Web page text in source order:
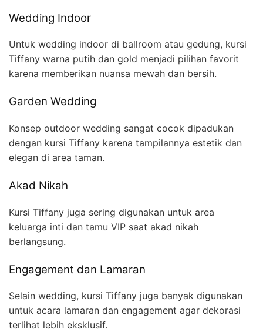
Wedding Indoor
Untuk wedding indoor di ballroom atau gedung, kursi
Tiffany warna putih dan gold menjadi pilihan favorit
karena memberikan nuansa mewah dan bersih.
Garden Wedding
Konsep outdoor wedding sangat cocok dipadukan
dengan kursi Tiffany karena tampilannya estetik dan
elegan di area taman.
Akad Nikah
Kursi Tiffany juga sering digunakan untuk area
keluarga inti dan tamu VIP saat akad nikah
berlangsung.
Engagement dan Lamaran
Selain wedding, kursi Tiffany juga banyak digunakan
untuk acara lamaran dan engagement agar dekorasi
terlihat lebih eksklusif.